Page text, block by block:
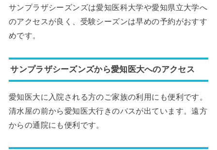
サンプラザシーズンズは愛知医科大学や愛知県立大学へ
のアクセスが良く、受験シーズンは早めの予約がおすす
めです。
サンプラザシーズンズから愛知医大へのアクセス
愛知医大に入院される方のご家族の利用にも便利です。
清水屋の前から愛知医大行きのバスが出ています。遠方
からの通院にも便利です。